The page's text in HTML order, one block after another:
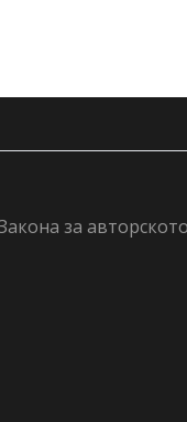
за авторското